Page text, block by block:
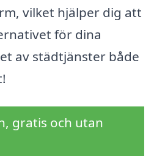
vilket hjälper dig att
för dina
av städtjänster både
gratis och utan